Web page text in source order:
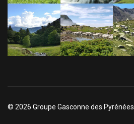
© 2026 Groupe Gasconne des Pyrénées